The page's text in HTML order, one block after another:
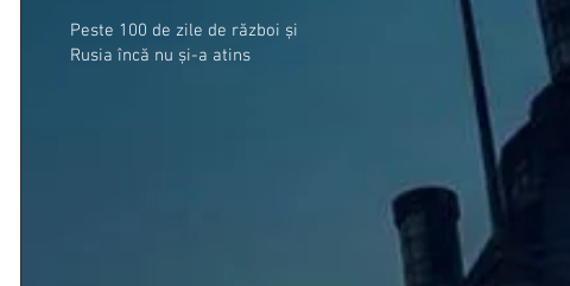
Peste 100 de zile de război și
Rusia încă nu și-a atins